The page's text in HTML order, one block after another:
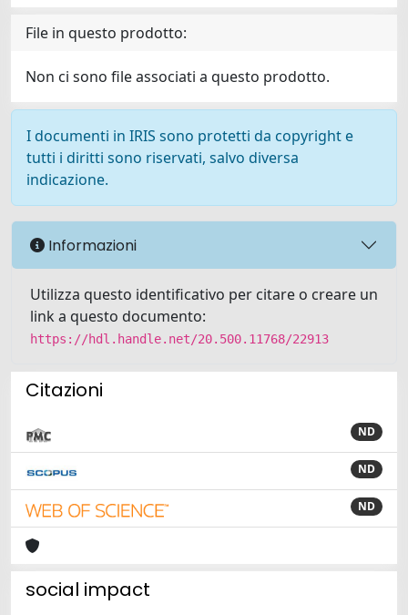
File in questo prodotto:
Non ci sono file associati a questo prodotto.
I documenti in IRIS sono protetti da copyright e
tutti i diritti sono riservati, salvo diversa
indicazione.
Informazioni
Utilizza questo identificativo per citare o creare un
link a questo documento:
https://hdl.handle.net/20.500.11768/22913
Citazioni
ND
ND
ND
social impact